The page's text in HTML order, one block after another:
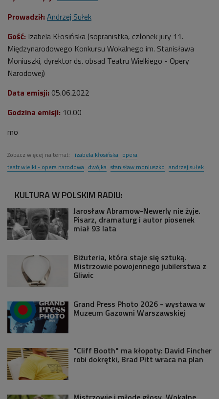
Prowadził: Andrzej Sułek
Gość: Izabela Kłosińska (sopranistka, członek jury 11.
Międzynarodowego Konkursu Wokalnego im. Stanisława
Moniuszki, dyrektor ds. obsad Teatru Wielkiego - Opery
Narodowej)
Data emisji: 05.06.2022
Godzina emisji: 10.00
mo
Zobacz więcej na temat: izabela kłosińska opera
teatr wielki - opera narodowa dwójka stanisław moniuszko andrzej sułek
KULTURA W POLSKIM RADIU:
Jarosław Abramow-Newerly nie żyje.
Pisarz, dramaturg i autor piosenek
miał 93 lata
Biżuteria, która staje się sztuką.
Mistrzowie powojennego jubilerstwa z
Gliwic
Grand Press Photo 2026 - wystawa w
Muzeum Gazowni Warszawskiej
"Cliff Booth" ma kłopoty: David Fincher
robi dokrętki, Brad Pitt wraca na plan